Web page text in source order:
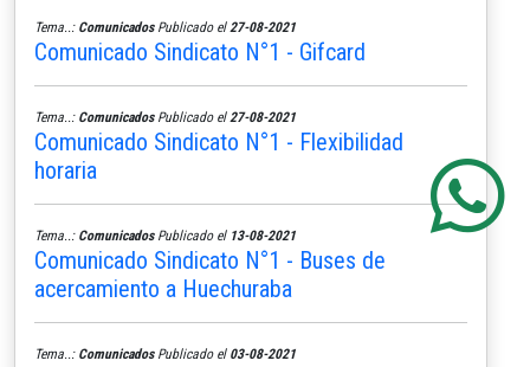
Tema..: ComunicadosPublicado el 27-08-2021
Comunicado Sindicato N°1 - Gifcard
Tema..: ComunicadosPublicado el 27-08-2021
Comunicado Sindicato N°1 - Flexibilidad
horaria
Tema..: ComunicadosPublicado el 13-08-2021
Comunicado Sindicato N°1 - Buses de
acercamiento a Huechuraba
Tema..: ComunicadosPublicado el 03-08-2021